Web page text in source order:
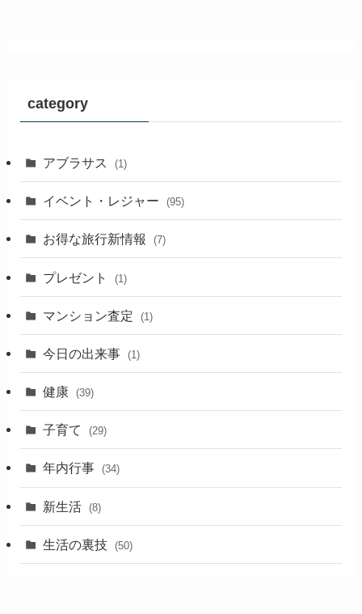
category
アブラサス (1)
イベント・レジャー (95)
お得な旅行新情報 (7)
プレゼント (1)
マンション査定 (1)
今日の出来事 (1)
健康 (39)
子育て (29)
年内行事 (34)
新生活 (8)
生活の裏技 (50)